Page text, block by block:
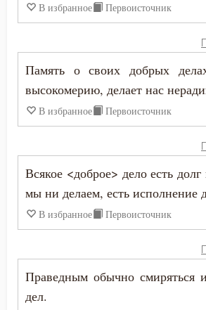
Месть
Мир
Молитва
Монастырь
Мученичество
В избранное Первоисточник
Память о своих добрых
высокомерию, делает нас
В избранное Первоисточник
Всякое <доброе> дело есть
мы ни делаем, есть исполнение
В избранное Первоисточник
Праведным обычно смиряться
дел.